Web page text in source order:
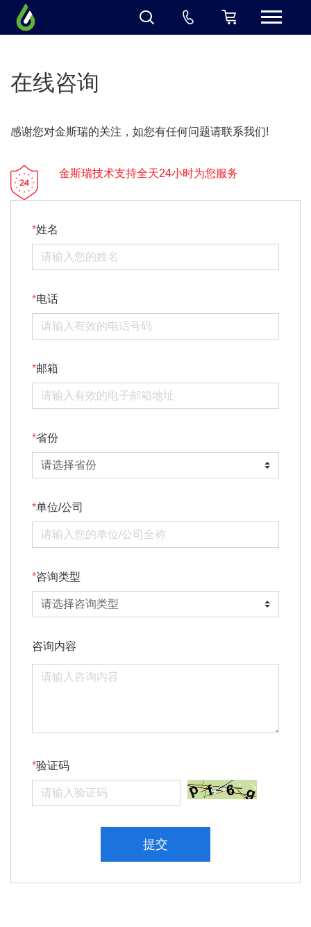
在线咨询
感谢您对金斯瑞的关注，如您有任何问题请联系我们!
金斯瑞技术支持全天24小时为您服务
姓名
电话
邮箱
省份
单位/公司
咨询类型
咨询内容
验证码
提交